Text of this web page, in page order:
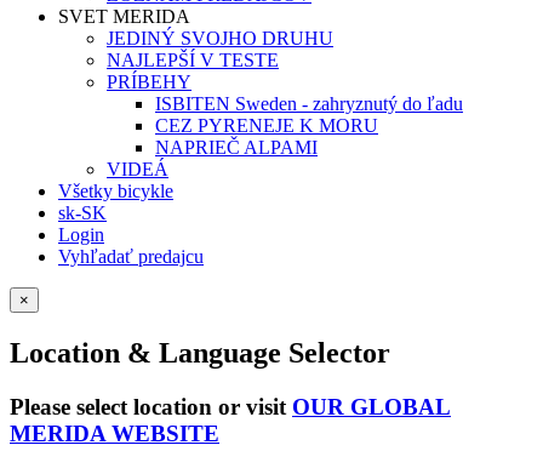
SVET MERIDA
JEDINÝ SVOJHO DRUHU
NAJLEPŠÍ V TESTE
PRÍBEHY
ISBITEN Sweden - zahryznutý do ľadu
CEZ PYRENEJE K MORU
NAPRIEČ ALPAMI
VIDEÁ
Všetky bicykle
sk-SK
Login
Vyhľadať predajcu
×
Location & Language Selector
Please select location or visit OUR GLOBAL
MERIDA WEBSITE